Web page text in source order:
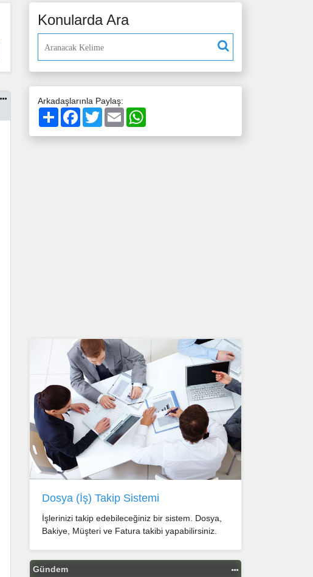
Konularda Ara
Arkadaşlarınla Paylaş:
PaylaşFacebook
TwitterEmail
Dosya (İş) Takip Sistemi
İşlerinizi takip edebileceğiniz bir sistem. Dosya,
Bakiye, Müşteri ve Fatura takibi yapabilirsiniz.
Gündem